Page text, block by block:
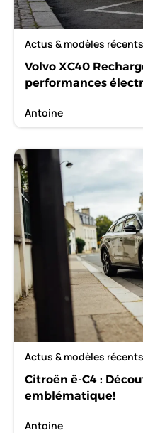
Actus & modèles récents
Volvo XC40
performances
Antoine
Actus & modèles récents
Citroën ë-C4 :
emblématique!
Antoine